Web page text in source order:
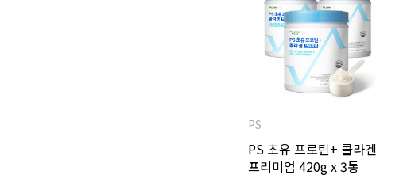
PS
PS 초유 프로틴+ 콜라겐
프리미엄 420g x 3통